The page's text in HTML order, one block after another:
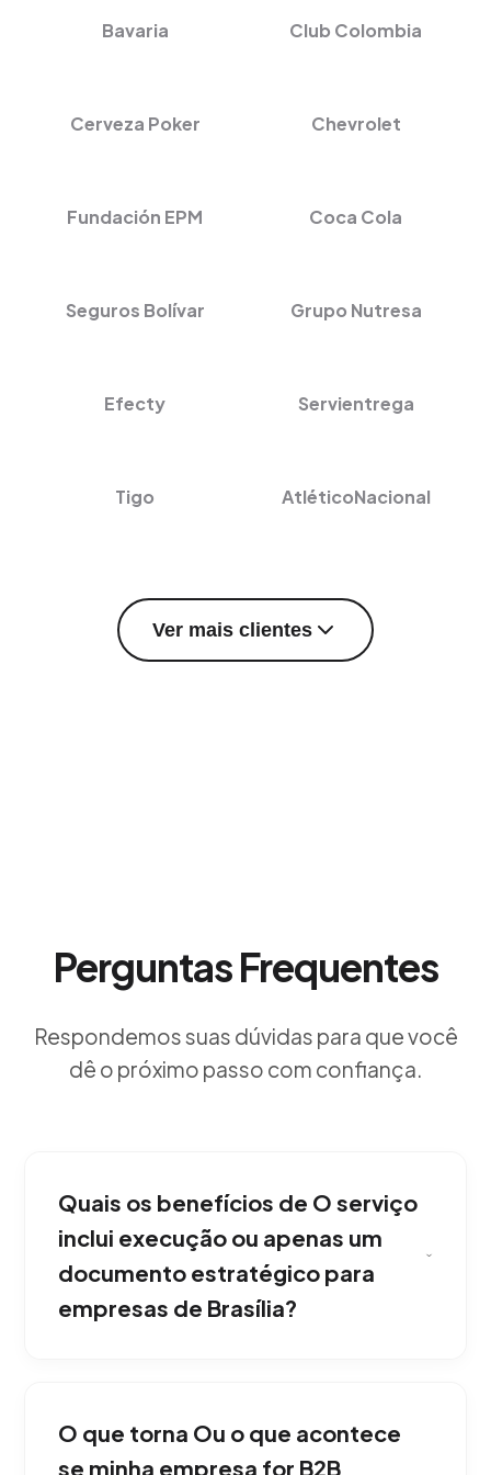
Bavaria Club Colombia
Cerveza Poker Chevrolet
Fundación EPM Coca Cola
Seguros Bolívar Grupo Nutresa
Efecty Servientrega
Tigo AtléticoNacional
Ver mais clientes
Perguntas Frequentes
Respondemos suas dúvidas para que você
dê o próximo passo com confiança.
Quais os benefícios de O serviço
inclui execução ou apenas um
documento estratégico para
empresas de Brasília?
estratégia de Email Marketing, mas também
mobilizamos nossa equipe de especialistas
O que torna Ou o que acontece
se minha empresa for B2B